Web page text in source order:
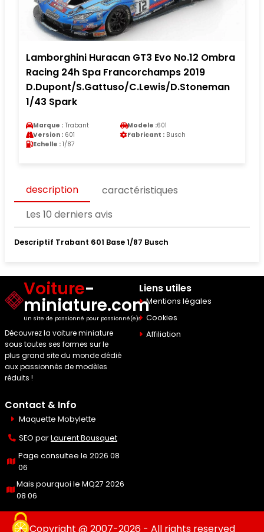
Lamborghini Huracan GT3 Evo No.12 Ombra
Racing 24h Spa Francorchamps 2019
D.Dupont/S.Gattuso/C.Lewis/D.Stoneman
1/43 Spark
Marque : Trabant Modele :601
Version : 601 Fabricant : Busch
Echelle : 1/87
description
caractéristiques
Les 10 derniers avis
Descriptif Trabant 601 Base 1/87 Busch
Voiture-
miniature.com
Un site de passionné pour passionné(e)s
Découvrez la voiture miniature
sous toutes ses formes sur le
plus grand site du monde dédié
aux passionnés de modèles
réduits !
Liens utiles
Mentions légales
Cookies
Affiliation
Contact & Info
Maquette Mobylette
SEO parLaurent Bousquet
Page consultee le 2026 08
06
Mais pourquoi le MQ27 2026
08 06
Copyright @ 2007-2026 - All rights reserved